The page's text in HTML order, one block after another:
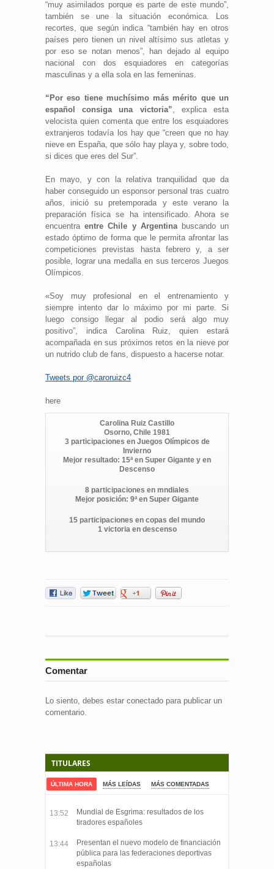
“muy asimilados porque es parte de este mundo”,
también se une la situación económica. Los
recortes, que según indica “también hay en otros
países pero tienen un nivel altísimo sus atletas y
por eso se notan menos”, han dejado al equipo
nacional con dos esquiadores en categorías
masculinas y a ella sola en las femeninas.
“Por eso tiene muchísimo más mérito que un
español consiga una victoria”, explica esta
velocista quien comenta que entre los esquiadores
extranjeros todavía los hay que “creen que no hay
nieve en España, que sólo hay playa y, sobre todo,
si dices que eres del Sur”.
En mayo, y con la relativa tranquilidad que da
haber conseguido un esponsor personal tras cuatro
años, inició su pretemporada y este verano la
preparación física se ha intensificado. Ahora se
encuentraentre Chile y Argentinabuscando un
estado óptimo de forma que le permita afrontar las
competiciones previstas hasta febrero y, a ser
posible, lograr una medalla en sus terceros Juegos
Olímpicos.
«Soy muy profesional en el entrenamiento y
siempre intento dar lo máximo por mi parte. Si
luego consigo llegar al podio será algo muy
positivo”, indica Carolina Ruiz, quien estará
acompañada en sus próximos retos en la nieve por
un nutrido club de fans, dispuesto a hacerse notar.
Tweets por @caroruizc4
here
Carolina Ruiz Castillo
Osorno, Chile 1981
3 participaciones en Juegos Olímpicos de
Invierno
Mejor resultado: 15ª en Super Gigante y en
Descenso
8 participaciones en mndiales
Mejor posición: 9ª en Super Gigante
15 participaciones en copas del mundo
1 victoria en descenso
Comentar
Lo siento, debes estar conectado para publicar un
comentario.
TITULARES
ÚLTIMA HORA MÁS LEÍDAS MÁS COMENTADAS
13:52
Mundial de Esgrima: resultados de los
tiradores españoles
13:44
Presentan el nuevo modelo de financiación
pública para las federaciones deportivas
españolas